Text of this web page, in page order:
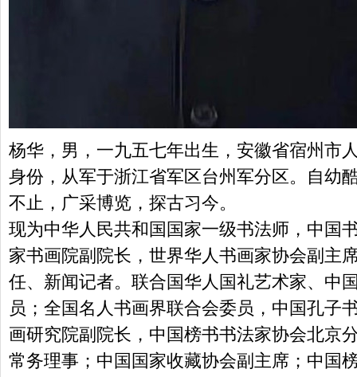
杨华，男，一九五七年出生，安徽省宿州市
身份，从军于浙江省军区台州军分区。自幼
不止，广采博览，探古习今。
现为中华人民共和国国家一级书法师，中国
家书画院副院长，世界华人书画家协会副主
任、新闻记者。联合国华人国礼艺术家、中
员；全国名人书画界联合会委员，中国孔子
画研究院副院长，中国榜书书法家协会北京
常务理事；中国国家收藏协会副主席；中国